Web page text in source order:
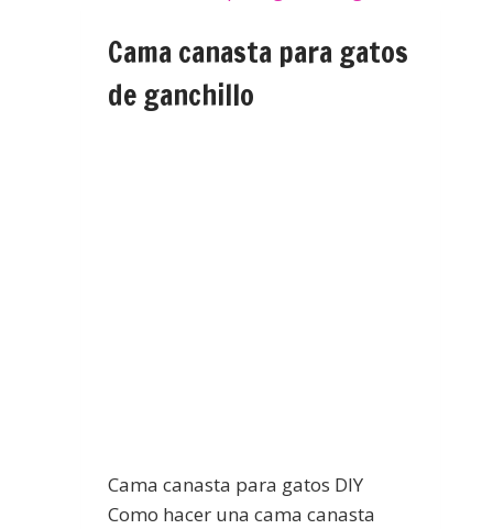
Cama canasta para gatos
de ganchillo
Cama canasta para gatos DIY
Como hacer una cama canasta